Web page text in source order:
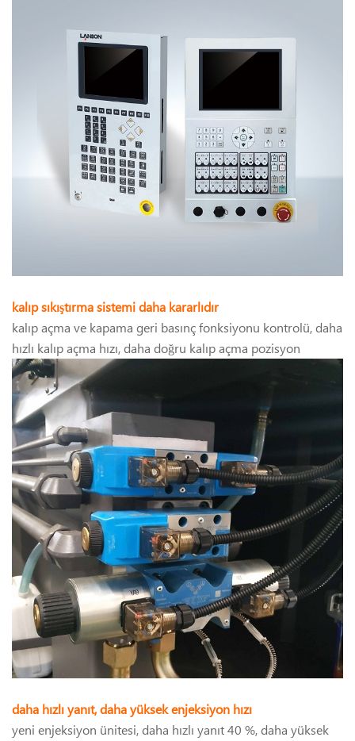
kalıp sıkıştırma sistemi daha kararlıdır
kalıp açma ve kapama geri basınç fonksiyonu kontrolü, daha
hızlı kalıp açma hızı, daha doğru kalıp açma pozisyon
daha hızlı yanıt, daha yüksek enjeksiyon hızı
yeni enjeksiyon ünitesi, daha hızlı yanıt 40 %, daha yüksek